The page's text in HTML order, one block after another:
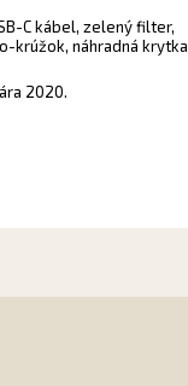
C kábel, zelený filter,
krúžok, náhradná krytka
2020.